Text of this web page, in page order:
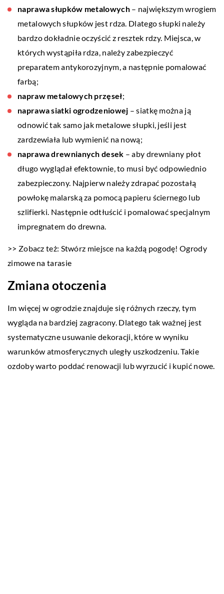
naprawa słupków metalowych – największym wrogiem
metalowych słupków jest rdza. Dlatego słupki należy
bardzo dokładnie oczyścić z resztek rdzy. Miejsca, w
których wystąpiła rdza, należy zabezpieczyć
preparatem antykorozyjnym, a następnie pomalować
farbą;
napraw metalowych przęseł;
naprawa siatki ogrodzeniowej – siatkę można ją
odnowić tak samo jak metalowe słupki, jeśli jest
zardzewiała lub wymienić na nową;
naprawa drewnianych desek – aby drewniany płot
długo wyglądał efektownie, to musi być odpowiednio
zabezpieczony. Najpierw należy zdrapać pozostałą
powłokę malarską za pomocą papieru ściernego lub
szlifierki. Następnie odtłuścić i pomalować specjalnym
impregnatem do drewna.
>> Zobacz też: Stwórz miejsce na każdą pogodę! Ogrody
zimowe na tarasie
Zmiana otoczenia
Im więcej w ogrodzie znajduje się różnych rzeczy, tym
wygląda na bardziej zagracony. Dlatego tak ważnej jest
systematyczne usuwanie dekoracji, które w wyniku
warunków atmosferycznych uległy uszkodzeniu. Takie
ozdoby warto poddać renowacji lub wyrzucić i kupić nowe.